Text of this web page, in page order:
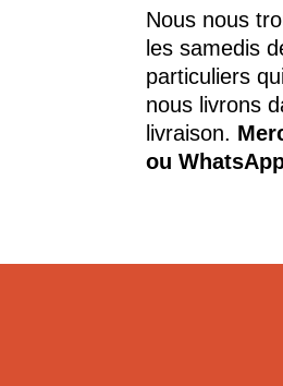
Nous nous
les samedis
particuliers
nous livrons
livraison.
ou